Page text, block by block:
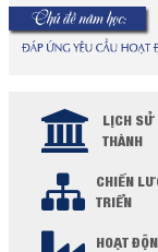
LỊCH SỬ
THÀNH
CHIẾN
TRIỂN
HOẠT